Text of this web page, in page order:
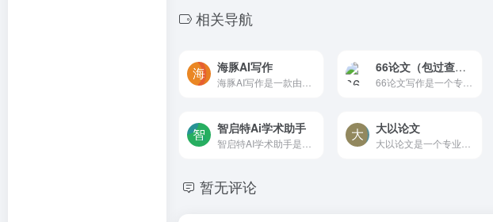
相关导航
海豚AI写作 66论文（包过查重）
智启特Ai学术助手 大以论文
暂无评论